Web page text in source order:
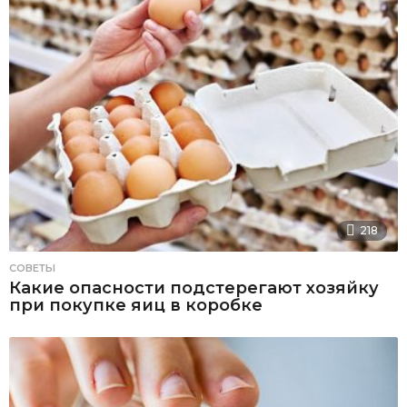
218
СОВЕТЫ
Какие опасности подстерегают хозяйку
при покупке яиц в коробке